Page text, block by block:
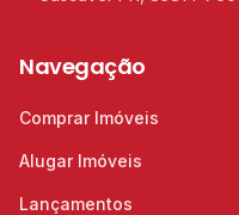
Navegação
Comprar Imóveis
Alugar Imóveis
Lançamentos